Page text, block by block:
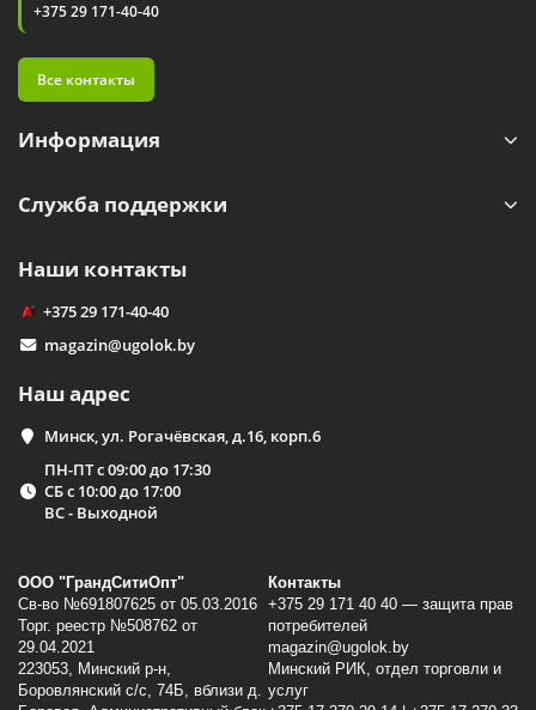
+375 29 171-40-40
Все контакты
Информация
Служба поддержки
Наши контакты
+375 29 171-40-40
magazin@ugolok.by
Наш адрес
Минск, ул. Рогачёвская, д.16, корп.6
ПН-ПТ с 09:00 до 17:30
СБ с 10:00 до 17:00
ВС - Выходной
ООО "ГрандСитиОпт"
Св-во №691807625 от 05.03.2016
Торг. реестр №508762 от
29.04.2021
223053, Минский p-н,
Боровлянский с/с, 74Б, вблизи д.
Контакты
+375 29 171 40 40 — защита прав
потребителей
magazin@ugolok.by
Минский РИК, отдел торговли и
услуг